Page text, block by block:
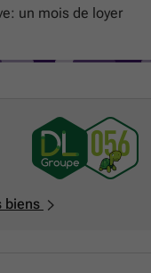
un mois de loyer
biens